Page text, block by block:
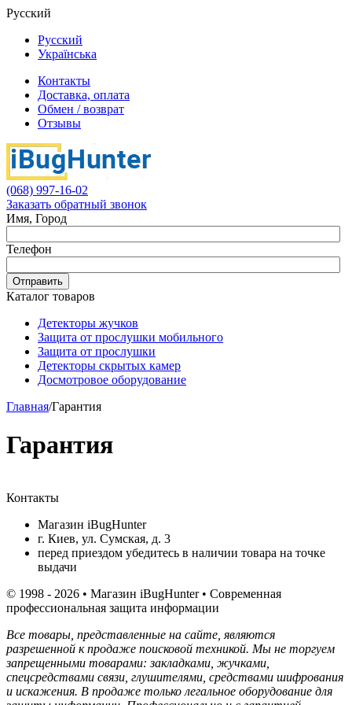
Русский
Русский
Українська
Контакты
Доставка, оплата
Обмен / возврат
Отзывы
(068) 997-16-02
Заказать обратный звонок
Имя, Город
Телефон
Отправить
Каталог товаров
Детекторы жучков
Защита от прослушки мобильного
Защита от прослушки
Детекторы скрытых камер
Досмотровое оборудование
Главная/Гарантия
Гарантия
Контакты
Магазин iBugHunter
г. Киев, ул. Сумская, д. 3
перед приездом убедитесь в наличии товара на точке
выдачи
© 1998 - 2026 • Магазин iBugHunter • Современная
профессиональная защита информации
Все товары, представленные на сайте, являются
разрешенной к продаже поисковой техникой. Мы не торгуем
запрещенными товарами: закладками, жучками,
спецсредствами связи, глушителями, средствами шифрования
и искажения. В продаже только легальное оборудование для